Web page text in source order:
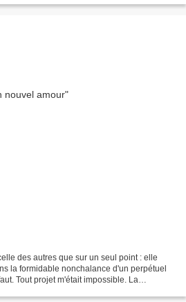
des autres que sur un seul point : elle
la formidable nonchalance d'un perpétuel
Tout projet m'était impossible. La